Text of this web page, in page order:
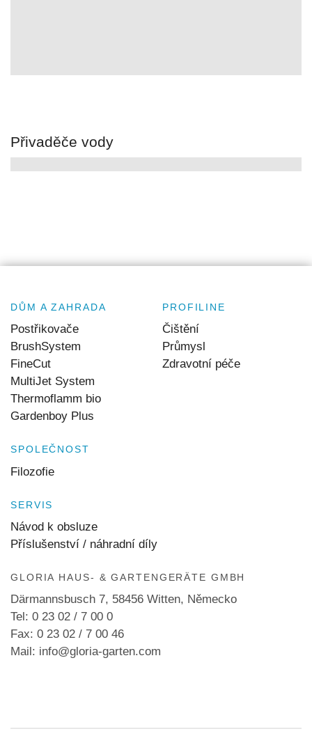
Přivaděče vody
DŮM A ZAHRADA
Postřikovače
BrushSystem
FineCut
MultiJet System
Thermoflamm bio
Gardenboy Plus
PROFILINE
Čištění
Průmysl
Zdravotní péče
SPOLEČNOST
Filozofie
SERVIS
Návod k obsluze
Příslušenství / náhradní díly
GLORIA HAUS- & GARTENGERÄTE GMBH
Därmannsbusch 7, 58456 Witten, Německo
Tel: 0 23 02 / 7 00 0
Fax: 0 23 02 / 7 00 46
Mail: info@gloria-garten.com